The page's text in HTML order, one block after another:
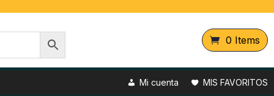
0 Items
MIS FAVORITOS
Mi cuenta